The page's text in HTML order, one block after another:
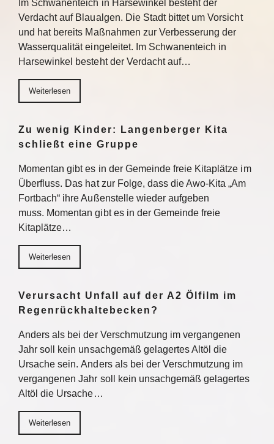
Im Schwanenteich in Harsewinkel besteht der
Verdacht auf Blaualgen. Die Stadt bittet um Vorsicht
und hat bereits Maßnahmen zur Verbesserung der
Wasserqualität eingeleitet. Im Schwanenteich in
Harsewinkel besteht der Verdacht auf…
Weiterlesen
Zu wenig Kinder: Langenberger Kita
schließt eine Gruppe
Momentan gibt es in der Gemeinde freie Kitaplätze im
Überfluss. Das hat zur Folge, dass die Awo-Kita „Am
Fortbach“ ihre Außenstelle wieder aufgeben
muss. Momentan gibt es in der Gemeinde freie
Kitaplätze…
Weiterlesen
Verursacht Unfall auf der A2 Ölfilm im
Regenrückhaltebecken?
Anders als bei der Verschmutzung im vergangenen
Jahr soll kein unsachgemäß gelagertes Altöl die
Ursache sein. Anders als bei der Verschmutzung im
vergangenen Jahr soll kein unsachgemäß gelagertes
Altöl die Ursache…
Weiterlesen